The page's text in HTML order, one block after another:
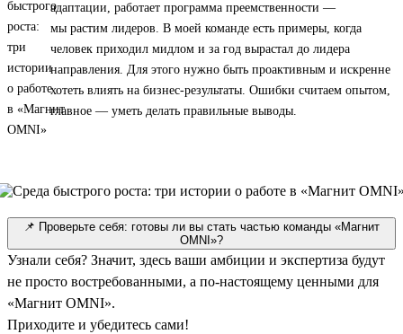
адаптации, работает программа преемственности —
мы растим лидеров. В моей команде есть примеры, когда
человек приходил мидлом и за год вырастал до лидера
направления. Для этого нужно быть проактивным и искренне
хотеть влиять на бизнес-результаты. Ошибки считаем опытом,
главное — уметь делать правильные выводы.
📌 Проверьте себя: готовы ли вы стать частью команды «Магнит
OMNI»?
Узнали себя? Значит, здесь ваши амбиции и экспертиза будут
не просто востребованными, а по-настоящему ценными для
«Магнит OMNI».
Приходите и убедитесь сами!